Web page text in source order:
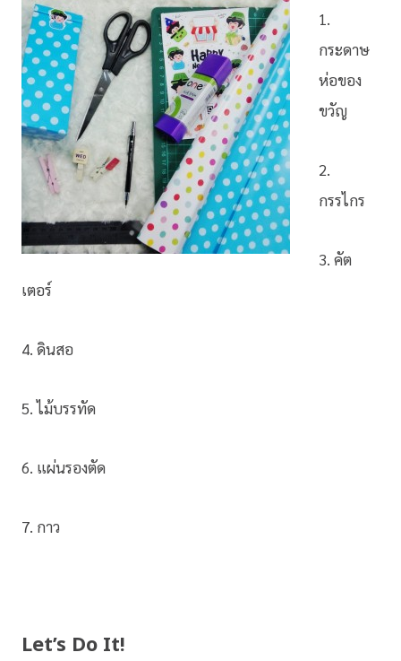
1.
กระดาษ
ห่อของ
ขวัญ
2.
กรรไกร
3. คัต
เตอร์
4. ดินสอ
5. ไม้บรรทัด
6. แผ่นรองตัด
7. กาว
Let’s Do It!